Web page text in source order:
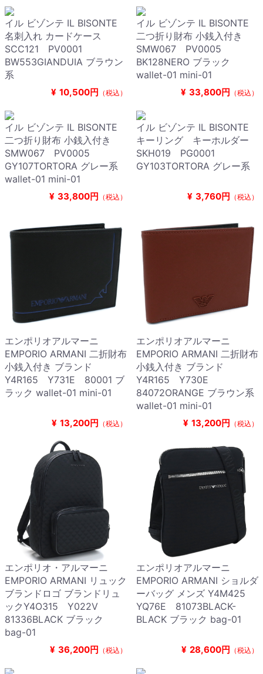
イル ビゾンテ IL BISONTE
名刺入れ カードケース
SCC121 PV0001
BW553GIANDUIA ブラウン
系
¥ 10,500円 （税込）
イル ビゾンテ IL BISONTE
二つ折り財布 小銭入付き
SMW067 PV0005
BK128NERO ブラック
wallet-01 mini-01
¥ 33,800円 （税込）
イル ビゾンテ IL BISONTE
二つ折り財布 小銭入付き
SMW067 PV0005
GY107TORTORA グレー系
wallet-01 mini-01
¥ 33,800円 （税込）
イル ビゾンテ IL BISONTE
キーリング キーホルダー
SKH019 PG0001
GY103TORTORA グレー系
¥ 3,760円 （税込）
エンポリオアルマーニ
EMPORIO ARMANI 二折財布
小銭入付き ブランド
Y4R165 Y731E 80001 ブ
ラック wallet-01 mini-01
¥ 13,200円 （税込）
エンポリオアルマーニ
EMPORIO ARMANI 二折財布
小銭入付き ブランド
Y4R165 Y730E
84072ORANGE ブラウン系
wallet-01 mini-01
¥ 13,200円 （税込）
エンポリオ・アルマーニ
EMPORIO ARMANI リュック
ブランドロゴ ブランドリュ
ックY4O315 Y022V
81336BLACK ブラック
bag-01
¥ 36,200円 （税込）
エンポリオアルマーニ
EMPORIO ARMANI ショルダ
ーバッグ メンズ Y4M425
YQ76E 81073BLACK-
BLACK ブラック bag-01
¥ 28,600円 （税込）